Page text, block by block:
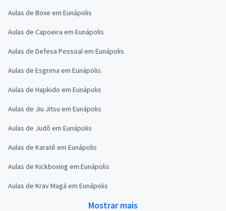
Aulas de Boxe em Eunápolis
Aulas de Capoeira em Eunápolis
Aulas de Defesa Pessoal em Eunápolis
Aulas de Esgrima em Eunápolis
Aulas de Hapkido em Eunápolis
Aulas de Jiu Jitsu em Eunápolis
Aulas de Judô em Eunápolis
Aulas de Karatê em Eunápolis
Aulas de Kickboxing em Eunápolis
Aulas de Krav Magá em Eunápolis
Mostrar mais